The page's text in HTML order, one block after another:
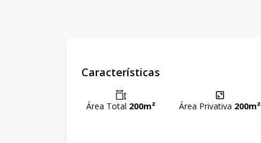
Características
Área Total 200m² Área Privativa 200m²